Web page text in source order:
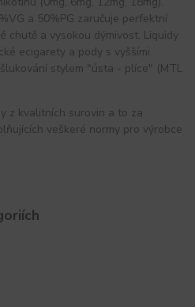
a 50%PG zaručuje perfektní
chutě a vysokou dýmivost. Liquidy
ecigarety a pody s vyššími
stylem "ústa - plíce" (MTL
z kvalitních surovin a to za
veškeré normy pro výrobce